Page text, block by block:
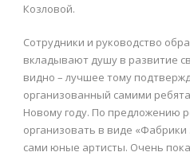
Козловой.
Сотрудники и руководство
вкладывают душу в развитие
видно – лучшее тому
организованный самими
Новому году. По предложению
организовать в виде «Фабрики
сами юные артисты. Очень